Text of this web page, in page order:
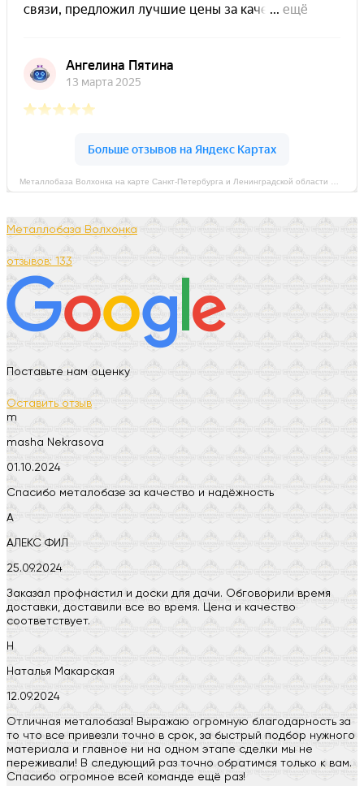
Металлобаза Волхонка
отзывов: 133
Поставьте нам оценку
Оставить отзыв
m
masha Nekrasova
01.10.2024
Спасибо металобазе за качество и надёжность
А
АЛЕКС ФИЛ
25.09.2024
Заказал профнастил и доски для дачи. Обговорили время
доставки, доставили все во время. Цена и качество
соответствует.
Н
Наталья Макарская
12.09.2024
Отличная металобаза! Выражаю огромную благодарность за
то что все привезли точно в срок, за быстрый подбор нужного
материала и главное ни на одном этапе сделки мы не
переживали! В следующий раз точно обратимся только к вам.
Спасибо огромное всей команде ещё раз!